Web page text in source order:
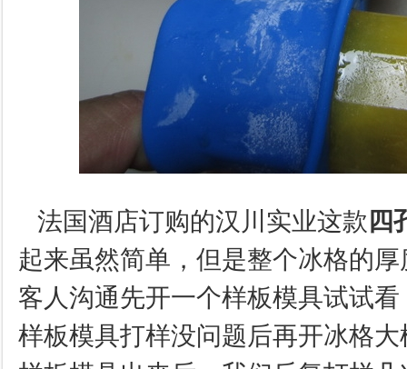
法国酒店订购的汉川实业这款 四
起来虽然简单，但是整个冰格的
客人沟通先开一个样板模具试试
样板模具打样没问题后再开冰格